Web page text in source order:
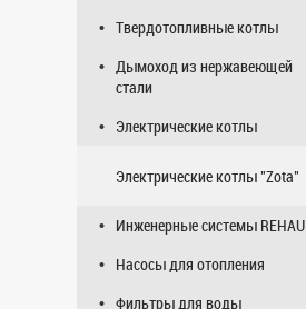
Твердотопливные котлы
Дымоход из нержавеющей
стали
Электрические котлы
Электрические котлы "Zota"
Инженерные системы REHAU
Насосы для отопления
Фильтры для воды